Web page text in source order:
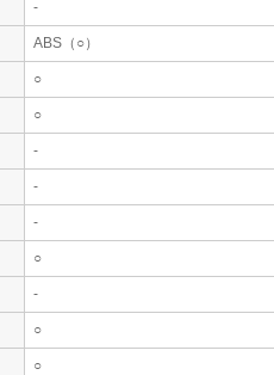
-
ABS（○）
○
○
-
-
-
○
-
○
○